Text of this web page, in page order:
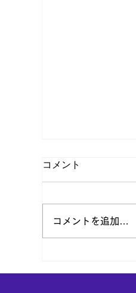
コメント
コメントを追加…